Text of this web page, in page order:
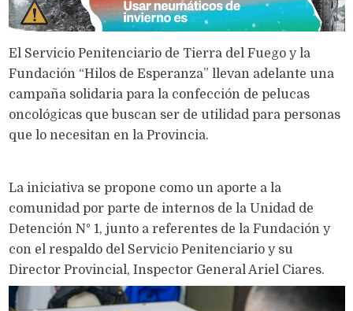
El Servicio Penitenciario de Tierra del Fuego y la
Fundación “Hilos de Esperanza” llevan adelante una
campaña solidaria para la confección de pelucas
oncológicas que buscan ser de utilidad para personas
que lo necesitan en la Provincia.
La iniciativa se propone como un aporte a la
comunidad por parte de internos de la Unidad de
Detención N° 1, junto a referentes de la Fundación y
con el respaldo del Servicio Penitenciario y su
Director Provincial, Inspector General Ariel Ciares.